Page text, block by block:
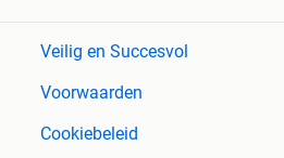
Veilig en Succesvol
Voorwaarden
Cookiebeleid